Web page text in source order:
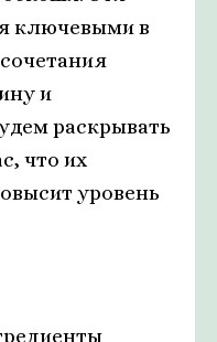
ключевыми в
и
раскрывать
что их
уровень